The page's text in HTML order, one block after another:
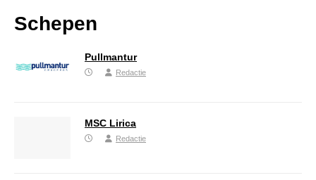
Schepen
Pullmantur
Redactie
MSC Lirica
Redactie